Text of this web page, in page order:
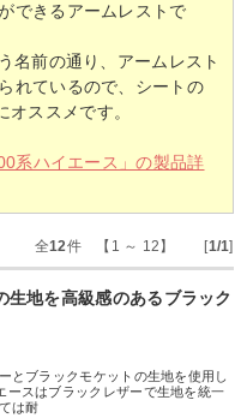
できるアームレストで
名前の通り、アームレスト
れているので、シートの
ススメです。
系ハイエース」の製品詳
全12件 【1 ～ 12】 [1/1]
生地を高級感のあるブラック
とブラックモケットの生地を使用し
ースはブラックレザーで生地を統一
は耐